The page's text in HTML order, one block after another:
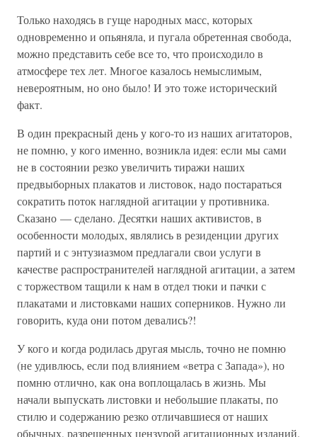
Только находясь в гуще народных масс, которых
одновременно и опьяняла, и пугала обретенная свобода,
можно представить себе все то, что происходило в
атмосфере тех лет. Многое казалось немыслимым,
невероятным, но оно было! И это тоже исторический
факт.
В один прекрасный день у кого-то из наших агитаторов,
не помню, у кого именно, возникла идея: если мы сами
не в состоянии резко увеличить тиражи наших
предвыборных плакатов и листовок, надо постараться
сократить поток наглядной агитации у противника.
Сказано — сделано. Десятки наших активистов, в
особенности молодых, являлись в резиденции других
партий и с энтузиазмом предлагали свои услуги в
качестве распространителей наглядной агитации, а затем
с торжеством тащили к нам в отдел тюки и пачки с
плакатами и листовками наших соперников. Нужно ли
говорить, куда они потом девались?!
У кого и когда родилась другая мысль, точно не помню
(не удивлюсь, если под влиянием «ветра с Запада»), но
помню отлично, как она воплощалась в жизнь. Мы
начали выпускать листовки и небольшие плакаты, по
стилю и содержанию резко отличавшиеся от наших
обычных, разрешенных цензурой агитационных изданий.